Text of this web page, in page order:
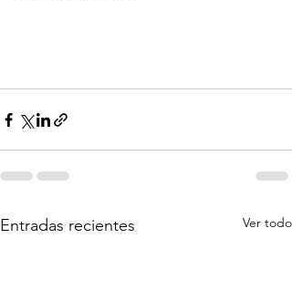
Entradas recientes Ver todo